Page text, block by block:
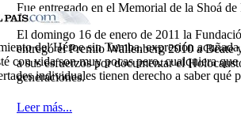
del Héroe sin Tumba, expresión
con vida son muy pocas pero, cualquiera
individuales tienen derecho a saber qué
Fue entregado en el Memorial de la Shoá de
El domingo 16 de enero de 2011 la
entregó el Premio Wallenberg 2010 a
a sus esfuerzos por documentar el
generaciones.
Leer más...